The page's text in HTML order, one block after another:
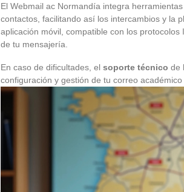
El Webmail ac Normandía integra
contactos, facilitando así los intercambios y la
aplicación móvil, compatible con los
de tu mensajería.
En caso de dificultades, el soporte técnico de
configuración y gestión de tu correo académico